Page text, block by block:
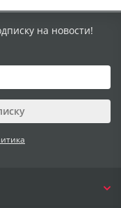
на новости!